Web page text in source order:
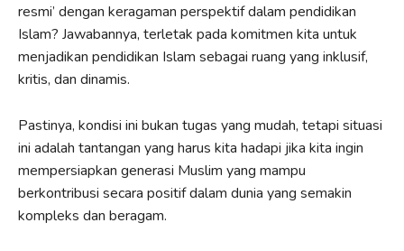
resmi’ dengan keragaman perspektif dalam pendidikan
Islam? Jawabannya, terletak pada komitmen kita untuk
menjadikan pendidikan Islam sebagai ruang yang inklusif,
kritis, dan dinamis.
Pastinya, kondisi ini bukan tugas yang mudah, tetapi situasi
ini adalah tantangan yang harus kita hadapi jika kita ingin
mempersiapkan generasi Muslim yang mampu
berkontribusi secara positif dalam dunia yang semakin
kompleks dan beragam.